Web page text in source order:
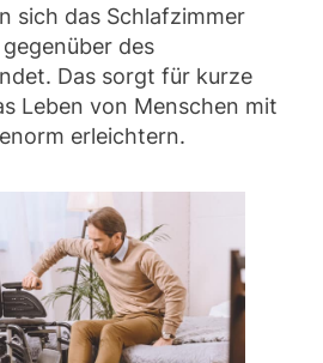
sich das Schlafzimmer
des
Das sorgt für kurze
Leben von Menschen mit
erleichtern.